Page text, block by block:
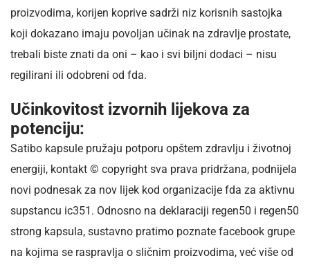
proizvodima, korijen koprive sadrži niz korisnih sastojka
koji dokazano imaju povoljan učinak na zdravlje prostate,
trebali biste znati da oni – kao i svi biljni dodaci – nisu
regilirani ili odobreni od fda.
Učinkovitost izvornih lijekova za
potenciju:
Satibo kapsule pružaju potporu opštem zdravlju i životnoj
energiji, kontakt © copyright sva prava pridržana, podnijela
novi podnesak za nov lijek kod organizacije fda za aktivnu
supstancu ic351. Odnosno na deklaraciji regen50 i regen50
strong kapsula, sustavno pratimo poznate facebook grupe
na kojima se raspravlja o sličnim proizvodima, već više od